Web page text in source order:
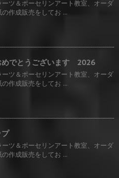
ツ＆ポーセリンアート教室、オーダ
作成販売をしてお ...
めでとうございます 2026
ツ＆ポーセリンアート教室、オーダ
作成販売をしてお ...
プ
ツ＆ポーセリンアート教室、オーダ
作成販売をしてお ...